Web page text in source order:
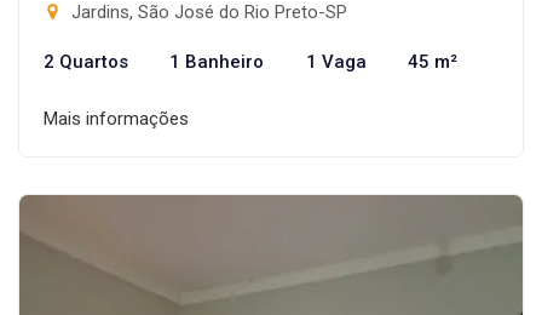
Jardins, São José do Rio Preto-SP
2 Quartos 1 Banheiro 1 Vaga 45 m²
Mais informações